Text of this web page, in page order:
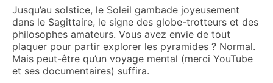
Jusqu’au solstice, le Soleil gambade joyeusement
dans le Sagittaire, le signe des globe-trotteurs et des
philosophes amateurs. Vous avez envie de tout
plaquer pour partir explorer les pyramides ? Normal.
Mais peut-être qu’un voyage mental (merci YouTube
et ses documentaires) suffira.